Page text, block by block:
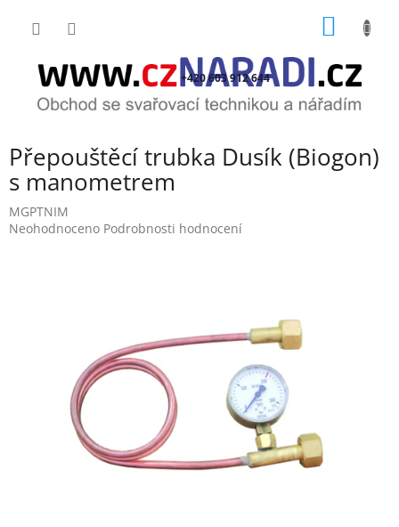
+420 603 912 644
Přepouštěcí trubka Dusík (Biogon)
s manometrem
MGPTNIM
Průměrné
Neohodnoceno Podrobnosti hodnocení